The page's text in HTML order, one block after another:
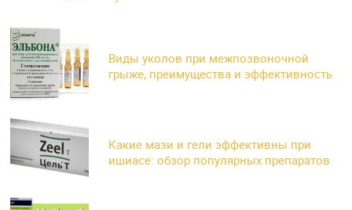
Виды уколов при межпозвоночной
грыже, преимущества и эффективность
Какие мази и гели эффективны при
ишиасе: обзор популярных препаратов